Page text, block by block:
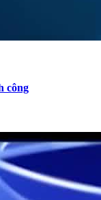
công